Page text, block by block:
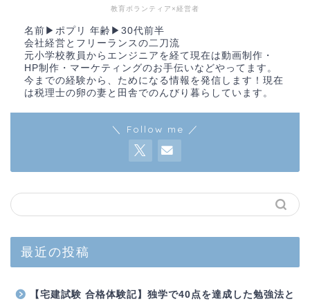
教育ボランティア×経営者
名前▶︎ポプリ 年齢▶︎30代前半
会社経営とフリーランスの二刀流
元小学校教員からエンジニアを経て現在は動画制作・
HP制作・マーケティングのお手伝いなどやってます。
今までの経験から、ためになる情報を発信します！現在
は税理士の卵の妻と田舎でのんびり暮らしています。
＼ Follow me ／
最近の投稿
【宅建試験 合格体験記】独学で40点を達成した勉強法と